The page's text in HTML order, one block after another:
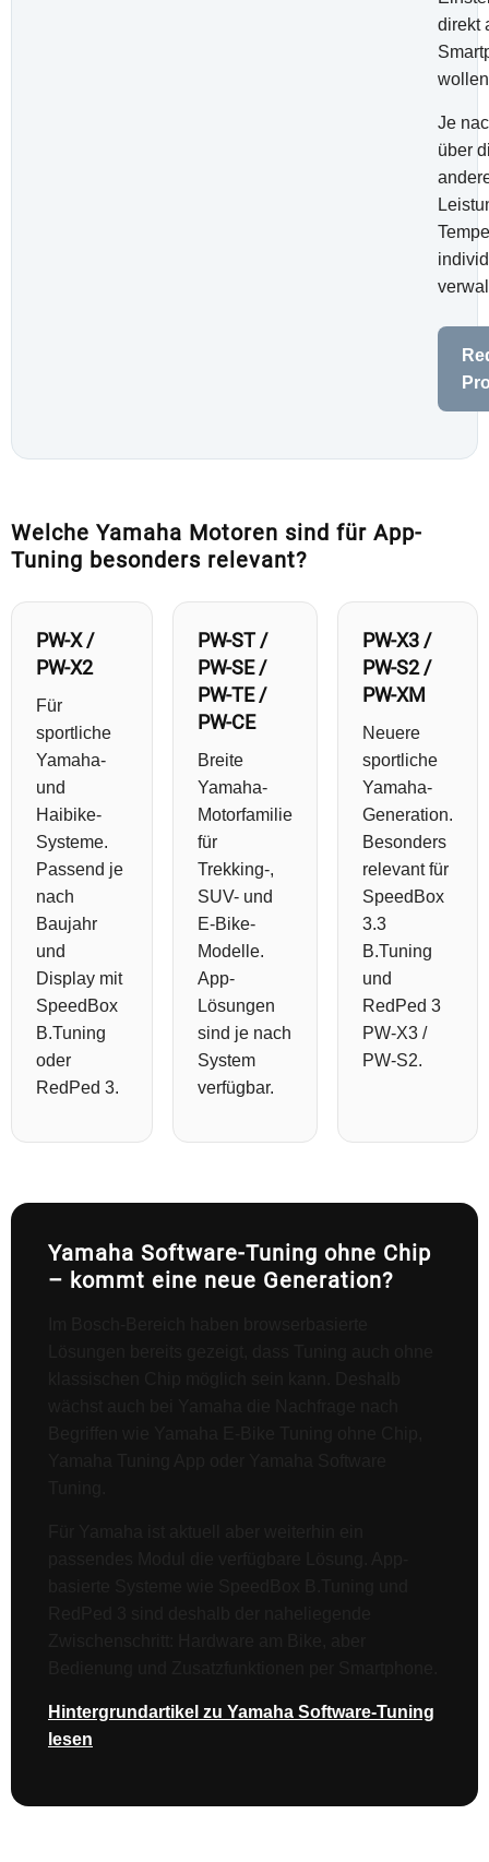
direkt
Je
über
Welche Yamaha Motoren sind für App-
Tuning besonders relevant?
PW-X /
PW-X2
Für
sportliche
Yamaha-
und
Haibike-
Systeme.
Passend je
nach
Baujahr
und
Display mit
SpeedBox
B.Tuning
oder
RedPed 3.
PW-ST /
PW-SE /
PW-TE /
PW-CE
Breite
Yamaha-
Motorfamilie
für
Trekking-,
SUV- und
E-Bike-
Modelle.
App-
Lösungen
sind je nach
System
verfügbar.
PW-X3 /
PW-S2 /
PW-XM
Neuere
sportliche
Yamaha-
Generation.
Besonders
relevant für
SpeedBox
3.3
B.Tuning
und
RedPed 3
PW-X3 /
PW-S2.
Yamaha Software-Tuning ohne Chip
– kommt eine neue Generation?
Hintergrundartikel zu Yamaha Software-Tuning
lesen